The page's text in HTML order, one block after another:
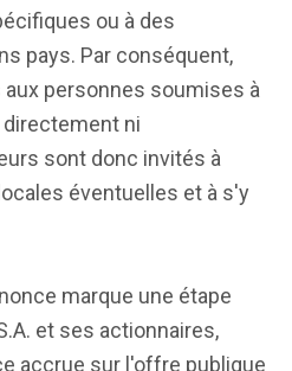
ou à des
pays. Par conséquent,
personnes soumises à
ni
sont donc invités à
éventuelles et à s'y
marque une étape
et ses actionnaires,
accrue sur l'offre publique